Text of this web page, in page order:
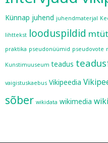
Künnap juhend juhendmaterjal
lihttekst looduspildid
praktika pseudonüümid pseudovote
Kunstimuuseum teadus
vaigistuskaebus Vikipeedia
sõber wikidata wikimedia